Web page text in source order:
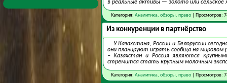
в реальные активы — золото или сельское
Категория: Аналитика, обзоры, право| Просмотров:
Из конкуренции в партнёрство
У Казахстана, России и Белоруссии
они планируют играть сообща на мировом
– Казахстан и Россия являются
стремится стать крупным молочным
Категория: Аналитика, обзоры, право| Просмотров: